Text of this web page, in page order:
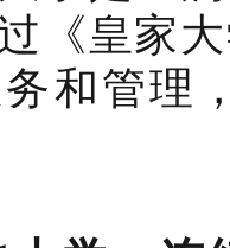
《皇家
和管理